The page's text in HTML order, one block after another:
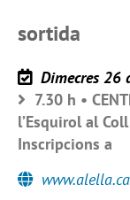
sortida
Dimecres 26
7.30 h •
l’Esquirol al
Inscripcions a